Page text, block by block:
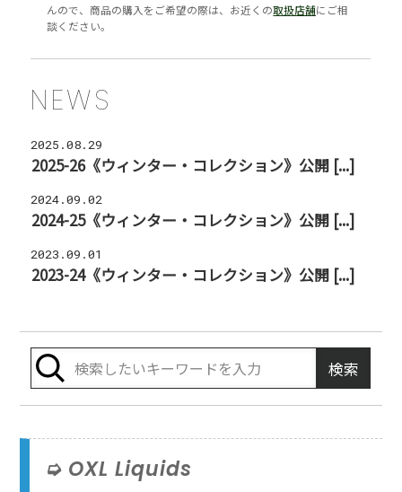
んので、商品の購入をご希望の際は、お近くの取扱店舗にご相
談ください。
NEWS
2025.08.29
2025-26《ウィンター・コレクション》公開 [...]
2024.09.02
2024-25《ウィンター・コレクション》公開 [...]
2023.09.01
2023-24《ウィンター・コレクション》公開 [...]
OXL Liquids